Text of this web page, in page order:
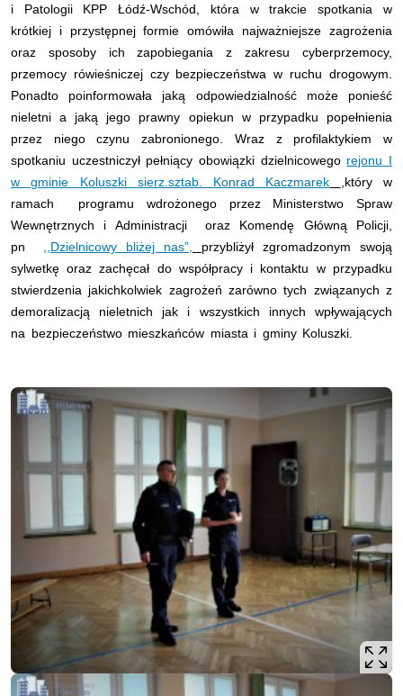
i Patologii KPP Łódź-Wschód, która w trakcie spotkania w
krótkiej i przystępnej formie omówiła najważniejsze zagrożenia
oraz sposoby ich zapobiegania z zakresu cyberprzemocy,
przemocy rówieśniczej czy bezpieczeństwa w ruchu drogowym.
Ponadto poinformowała jaką odpowiedzialność może ponieść
nieletni a jaką jego prawny opiekun w przypadku popełnienia
przez niego czynu zabronionego. Wraz z profilaktykiem w
spotkaniu uczestniczył pełniący obowiązki dzielnicowego rejonu I
w gminie Koluszki sierz.sztab. Konrad Kaczmarek
,który w
ramach programu wdrożonego przez Ministerstwo Spraw
Wewnętrznych i Administracji oraz Komendę Główną Policji,
pn
,,Dzielnicowy bliżej nas”,
przybliżył zgromadzonym swoją
sylwetkę oraz zachęcał do współpracy i kontaktu w przypadku
stwierdzenia jakichkolwiek zagrożeń zarówno tych związanych z
demoralizacją nieletnich jak i wszystkich innych wpływających
na bezpieczeństwo mieszkańców miasta i gminy Koluszki.